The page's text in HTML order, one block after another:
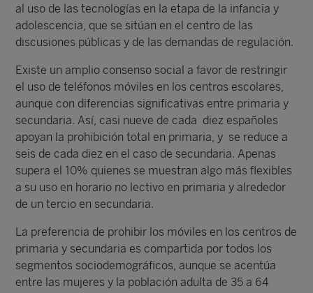
al uso de las tecnologías en la etapa de la infancia y
adolescencia, que se sitúan en el centro de las
discusiones públicas y de las demandas de regulación.
Existe un amplio consenso social a favor de restringir
el uso de teléfonos móviles en los centros escolares,
aunque con diferencias significativas entre primaria y
secundaria. Así, casi nueve de cada diez españoles
apoyan la prohibición total en primaria, y se reduce a
seis de cada diez en el caso de secundaria. Apenas
supera el 10% quienes se muestran algo más flexibles
a su uso en horario no lectivo en primaria y alrededor
de un tercio en secundaria.
La preferencia de prohibir los móviles en los centros de
primaria y secundaria es compartida por todos los
segmentos sociodemográficos, aunque se acentúa
entre las mujeres y la población adulta de 35 a 64